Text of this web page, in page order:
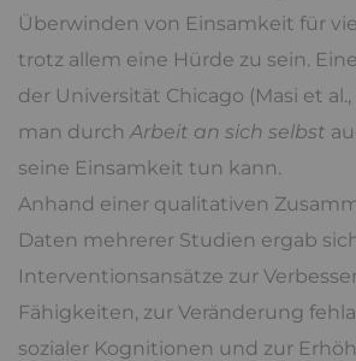
Überwinden von Einsamkeit für
trotz allem eine Hürde zu sein.
der Universität Chicago (Masi et al.,
man durchArbeit an sich selbst
seine Einsamkeit tun kann.
Anhand einer qualitativen
Daten mehrerer Studien ergab
Interventionsansätze zur
Fähigkeiten, zur Veränderung
sozialer Kognitionen und zur